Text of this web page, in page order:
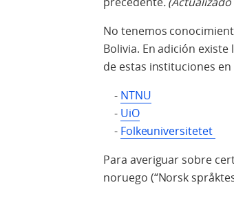
No tenemos
Bolivia. En adición
de estas instituciones
- NTNU
- UiO
- Folkeuniversitetet
Para averiguar sobre
noruego (“Norsk